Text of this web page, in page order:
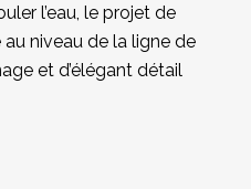
l’eau, le projet de
niveau de la ligne de
et d’élégant détail